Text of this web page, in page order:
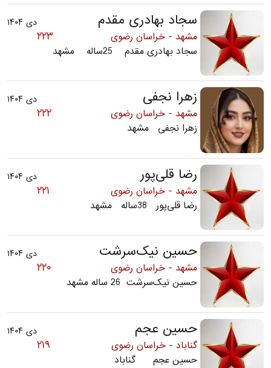
دی ۱۴۰۴ سجاد بهادری مقدم
۲۲۳
مشهد - خراسان رضوی
سجاد بهادری مقدم 25ساله مشهد
دی ۱۴۰۴ زهرا نجفی
۲۲۲
مشهد - خراسان رضوی
زهرا نجفی مشهد
دی ۱۴۰۴ رضا قلی‌پور
۲۲۱
مشهد - خراسان رضوی
رضا قلی‌پور 38ساله مشهد
دی ۱۴۰۴ حسین نیک‌سرشت
۲۲۰
مشهد - خراسان رضوی
حسین نیک‌سرشت 26 ساله مشهد
دی ۱۴۰۴ حسین عجم
۲۱۹
گناباد - خراسان رضوی
حسین عجم گناباد